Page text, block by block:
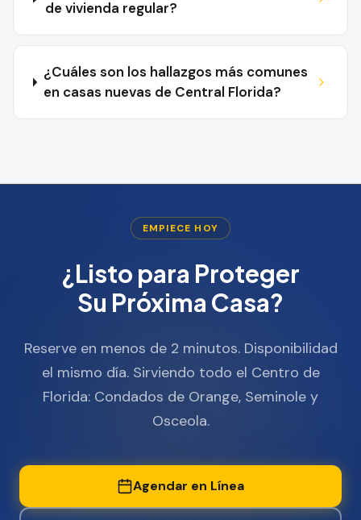
de vivienda regular?
¿Cuáles son los hallazgos más comunes
en casas nuevas de Central Florida?
EMPIECE HOY
¿Listo para Proteger
Su Próxima Casa?
Reserve en menos de 2 minutos. Disponibilidad
el mismo día. Sirviendo todo el Centro de
Florida: Condados de Orange, Seminole y
Osceola.
Agendar en Línea